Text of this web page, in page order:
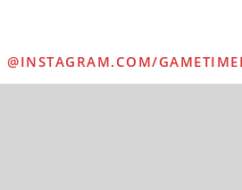
@INSTAGRAM.COM/